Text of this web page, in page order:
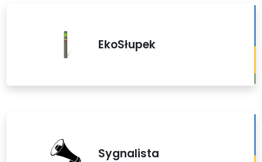
EkoSłupek
Sygnalista